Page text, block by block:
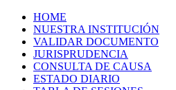
HOME
NUESTRA INSTITUCIÓN
VALIDAR DOCUMENTO
JURISPRUDENCIA
CONSULTA DE CAUSA
ESTADO DIARIO